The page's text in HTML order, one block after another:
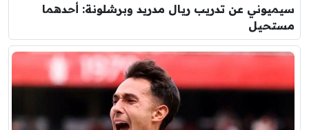
سيميوني عن تدريب ريال مدريد وبرشلونة: أحدهما
مستحيل